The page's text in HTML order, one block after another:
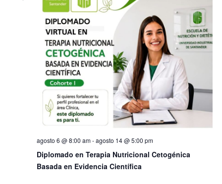
Diplomado en Terapia Nutricional Cetogénica
Basada en Evidencia Científica
agosto 6 @ 8:00 am-agosto 14 @ 5:00 pm